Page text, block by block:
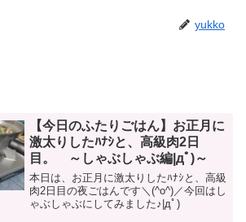
yukko
【今日のふたりごはん】お正月に
激太りしたﾊﾅｼと、高級肉2日
目。 ～しゃぶしゃぶ編|дﾟ)～
本日は、お正月に激太りしたﾊﾅｼと、高級
肉2日目の夜ごはんです＼(^o^)／今回はし
ゃぶしゃぶにしてみました♪|дﾟ)